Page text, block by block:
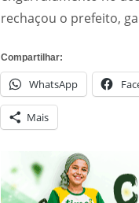
rechaçou o prefeito,
Compartilhar:
WhatsApp
Mais